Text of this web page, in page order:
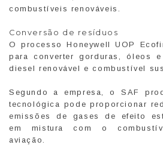
combustíveis renováveis.
Conversão de resíduos
O processo Honeywell UOP
para converter gorduras, óleos
diesel renovável e combustível
Segundo a empresa, o SAF
tecnológica pode proporcionar
emissões de gases de efeito
em mistura com o
aviação.